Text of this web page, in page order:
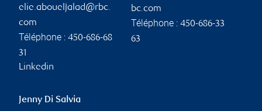
elie.aboueljalad@rbc.
com
Téléphone : 450-686-68
31
Linkedin
bc.com
Téléphone : 450-686-33
63
Jenny Di Salvia